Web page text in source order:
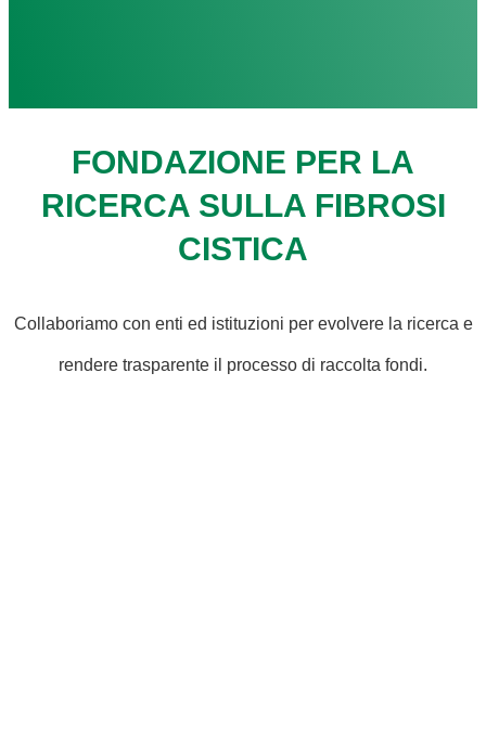
FONDAZIONE PER LA
RICERCA SULLA FIBROSI
CISTICA
Collaboriamo con enti ed istituzioni per evolvere la ricerca e
rendere trasparente il processo di raccolta fondi.